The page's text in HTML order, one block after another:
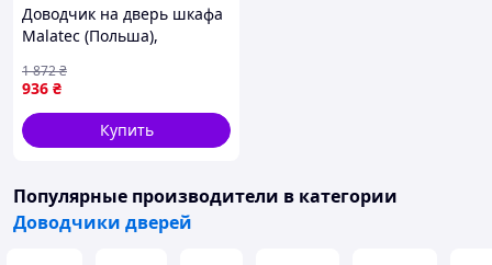
Доводчик на дверь шкафа
Malatec (Польша),
внешний, Дверные
доводчики для входных
дверей, FRC
936 ₴
1 872₴
Купить
Популярные производители в категории
Доводчики дверей